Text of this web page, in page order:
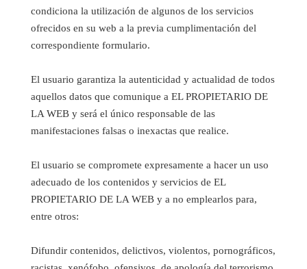
condiciona la utilización de algunos de los servicios
ofrecidos en su web a la previa cumplimentación del
correspondiente formulario.
El usuario garantiza la autenticidad y actualidad de todos
aquellos datos que comunique a EL PROPIETARIO DE
LA WEB y será el único responsable de las
manifestaciones falsas o inexactas que realice.
El usuario se compromete expresamente a hacer un uso
adecuado de los contenidos y servicios de EL
PROPIETARIO DE LA WEB y a no emplearlos para,
entre otros:
Difundir contenidos, delictivos, violentos, pornográficos,